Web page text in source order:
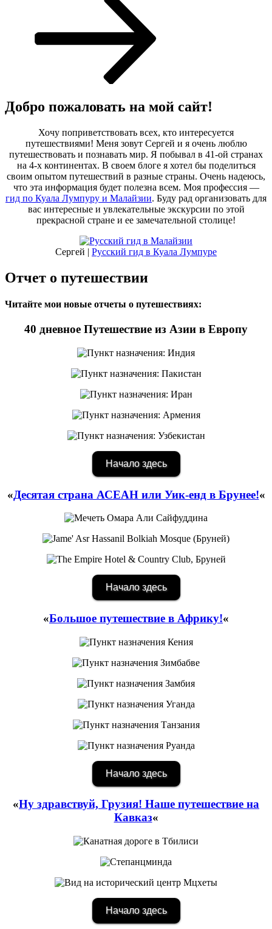
Добро пожаловать на мой сайт!
Хочу поприветствовать всех, кто интересуется
путешествиями! Меня зовут Сергей и я очень люблю
путешествовать и познавать мир. Я побывал в 41-ой странах
на 4-х континентах. В своем блоге я хотел бы поделиться
своим опытом путешествий в разные страны. Очень надеюсь,
что эта информация будет полезна всем. Моя профессия —
гид по Куала Лумпуру и Малайзии. Буду рад организовать для
вас интересные и увлекательные экскурсии по этой
прекрасной стране и ее замечательной столице!
Сергей | Русский гид в Куала Лумпуре
Отчет о путешествии
Читайте мои новые отчеты о путешествиях:
40 дневное Путешествие из Азии в Европу
Начало здесь
«Десятая страна АСЕАН или Уик-енд в Брунее!«
Начало здесь
«Большое путешествие в Африку!«
Начало здесь
«Ну здравствуй, Грузия! Наше путешествие на
Кавказ«
Начало здесь